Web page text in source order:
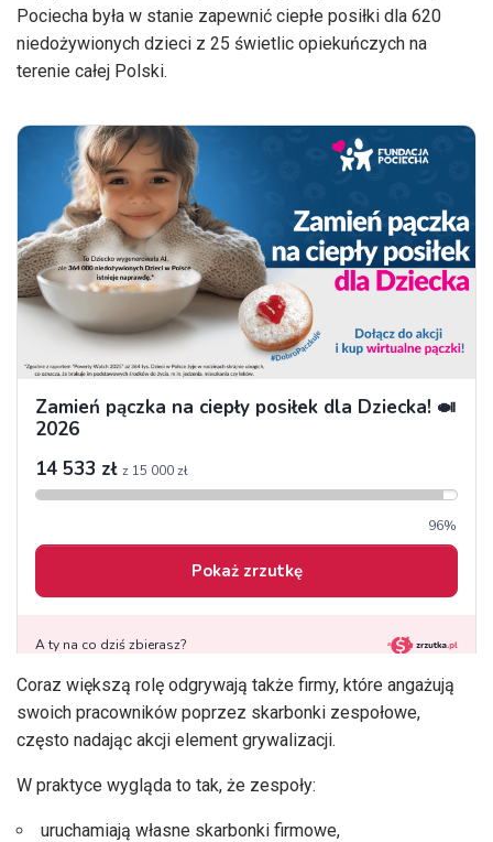
Pociecha była w stanie zapewnić ciepłe posiłki dla 620
niedożywionych dzieci z 25 świetlic opiekuńczych na
terenie całej Polski.
Coraz większą rolę odgrywają także firmy, które angażują
swoich pracowników poprzez skarbonki zespołowe,
często nadając akcji element grywalizacji.
W praktyce wygląda to tak, że zespoły:
uruchamiają własne skarbonki firmowe,